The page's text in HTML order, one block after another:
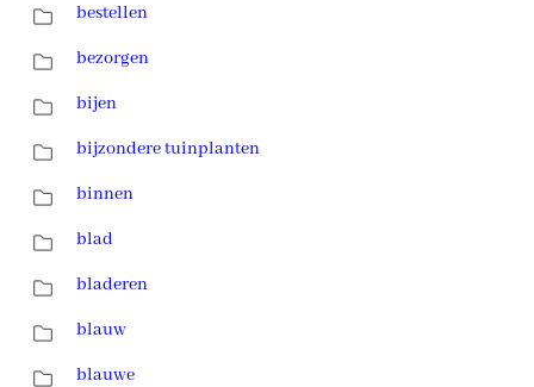
bestellen
bezorgen
bijen
bijzondere tuinplanten
binnen
blad
bladeren
blauw
blauwe